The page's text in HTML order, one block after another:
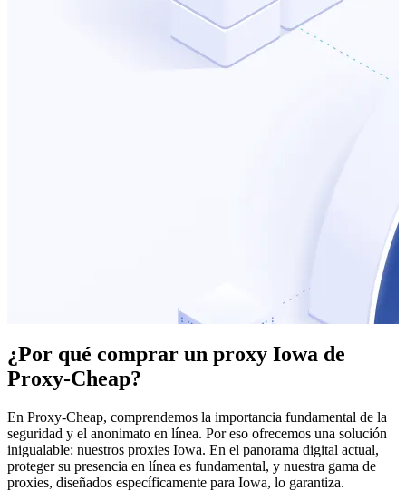
¿Por qué comprar un proxy Iowa de
Proxy-Cheap?
En Proxy-Cheap, comprendemos la importancia fundamental de la
seguridad y el anonimato en línea. Por eso ofrecemos una solución
inigualable: nuestros proxies Iowa. En el panorama digital actual,
proteger su presencia en línea es fundamental, y nuestra gama de
proxies, diseñados específicamente para Iowa, lo garantiza.